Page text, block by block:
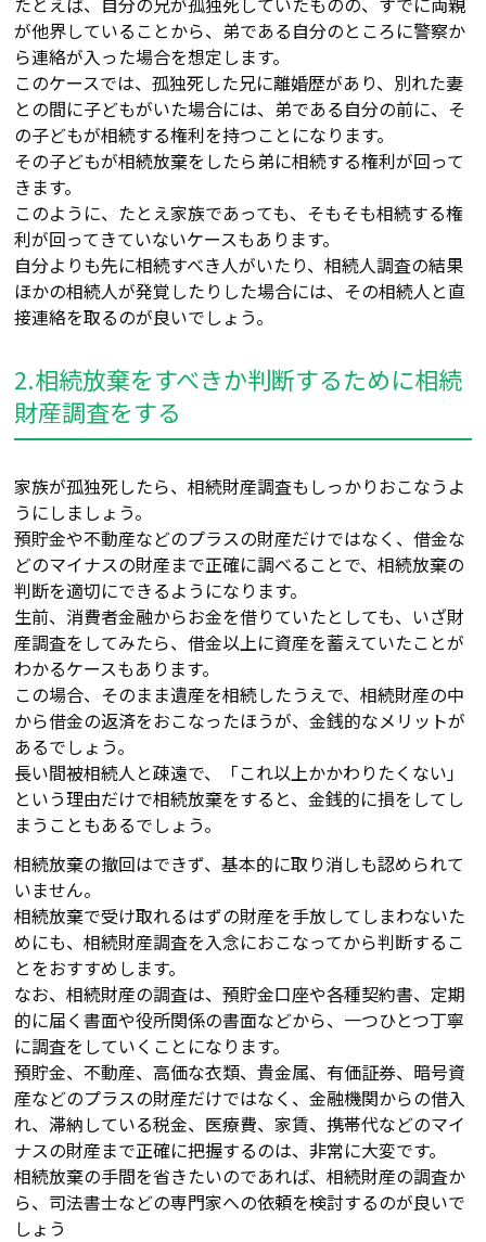
が他界していることから、弟である自分のところに警察か
ら連絡が入った場合を想定します。
このケースでは、孤独死した兄に離婚歴があり、別れた妻
との間に子どもがいた場合には、弟である自分の前に、そ
の子どもが相続する権利を持つことになります。
その子どもが相続放棄をしたら弟に相続する権利が回って
きます。
このように、たとえ家族であっても、そもそも相続する権
利が回ってきていないケースもあります。
自分よりも先に相続すべき人がいたり、相続人調査の結果
ほかの相続人が発覚したりした場合には、その相続人と直
接連絡を取るのが良いでしょう。
2.相続放棄をすべきか判断するために相続
財産調査をする
家族が孤独死したら、相続財産調査もしっかりおこなうよ
うにしましょう。
預貯金や不動産などのプラスの財産だけではなく、借金な
どのマイナスの財産まで正確に調べることで、相続放棄の
判断を適切にできるようになります。
生前、消費者金融からお金を借りていたとしても、いざ財
産調査をしてみたら、借金以上に資産を蓄えていたことが
わかるケースもあります。
この場合、そのまま遺産を相続したうえで、相続財産の中
から借金の返済をおこなったほうが、金銭的なメリットが
あるでしょう。
長い間被相続人と疎遠で、「これ以上かかわりたくない」
という理由だけで相続放棄をすると、金銭的に損をしてし
まうこともあるでしょう。
相続放棄の撤回はできず、基本的に取り消しも認められて
いません。
相続放棄で受け取れるはずの財産を手放してしまわないた
めにも、相続財産調査を入念におこなってから判断するこ
とをおすすめします。
なお、相続財産の調査は、預貯金口座や各種契約書、定期
的に届く書面や役所関係の書面などから、一つひとつ丁寧
に調査をしていくことになります。
預貯金、不動産、高価な衣類、貴金属、有価証券、暗号資
産などのプラスの財産だけではなく、金融機関からの借入
れ、滞納している税金、医療費、家賃、携帯代などのマイ
ナスの財産まで正確に把握するのは、非常に大変です。
相続放棄の手間を省きたいのであれば、相続財産の調査か
ら、司法書士などの専門家への依頼を検討するのが良いで
しょう